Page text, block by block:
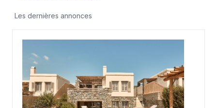
Les dernières annonces